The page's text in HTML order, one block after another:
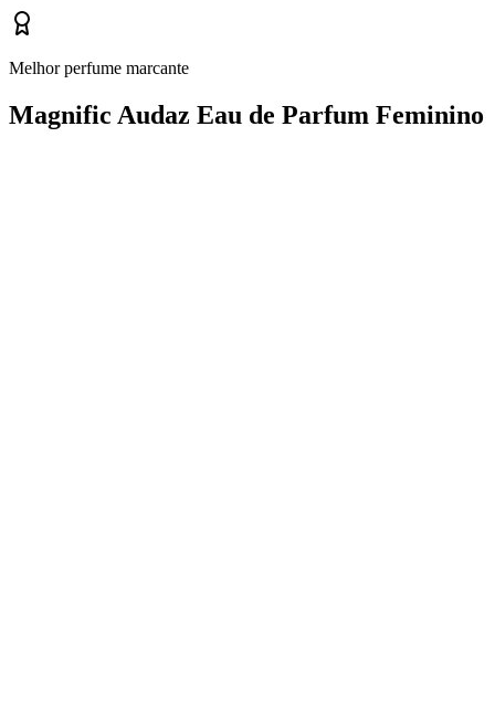
Melhor perfume marcante
Magnific Audaz Eau de Parfum Feminino